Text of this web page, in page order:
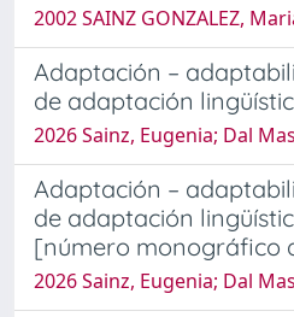
2002 SAINZ GONZALEZ,
Adaptación –
de adaptación
2026 Sainz, Eugenia; Dal
Adaptación –
de adaptación
[número monográfico
2026 Sainz, Eugenia; Dal